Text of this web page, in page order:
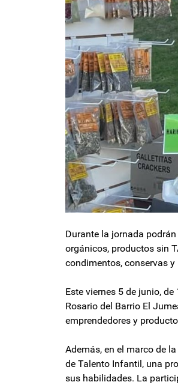
Durante la jornada
orgánicos, productos sin
condimentos, conservas
Este viernes 5 de junio,
Rosario del Barrio El
emprendedores y
Además, en el marco de
de Talento Infantil, una
sus habilidades. La